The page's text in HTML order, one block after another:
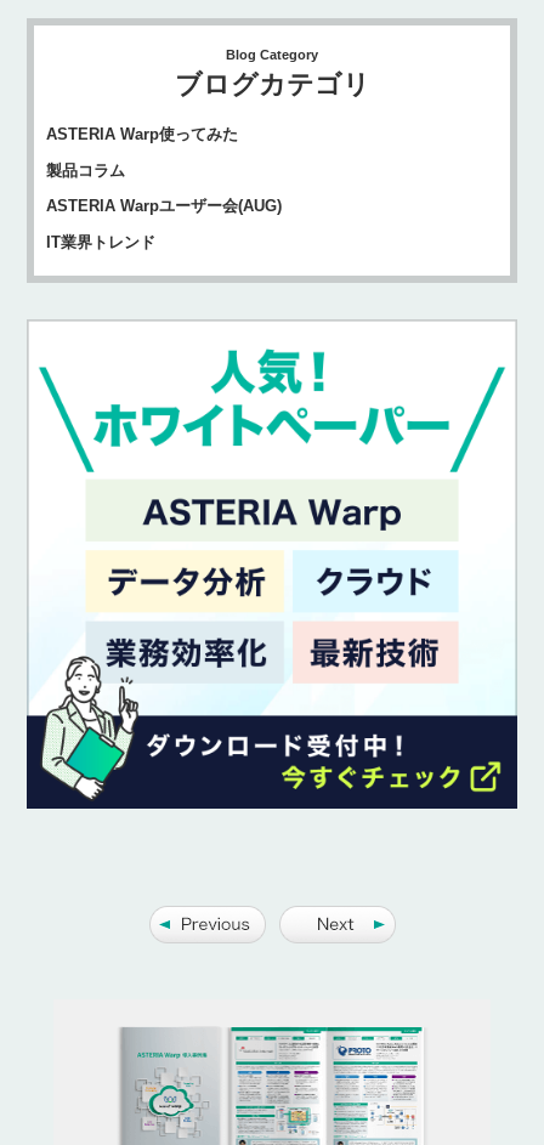
Blog Category
ブログカテゴリ
ASTERIA Warp使ってみた
製品コラム
ASTERIA Warpユーザー会(AUG)
IT業界トレンド